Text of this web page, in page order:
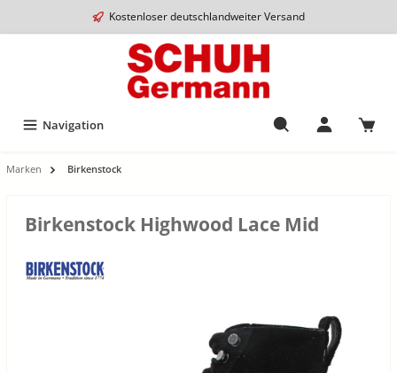
Kostenloser deutschlandweiter Versand
Navigation
Marken Birkenstock
Birkenstock Highwood Lace Mid